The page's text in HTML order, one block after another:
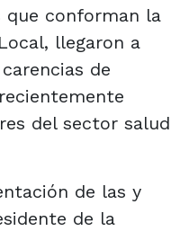
que conforman la
llegaron a
de
del sector salud
de las y
de la